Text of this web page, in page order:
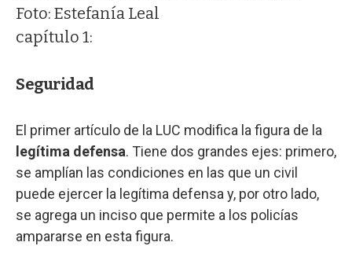
Foto: Estefanía Leal
capítulo 1:
Seguridad
El primer artículo de la LUC modifica la figura de la
legítima defensa. Tiene dos grandes ejes: primero,
se amplían las condiciones en las que un civil
puede ejercer la legítima defensa y, por otro lado,
se agrega un inciso que permite a los policías
ampararse en esta figura.